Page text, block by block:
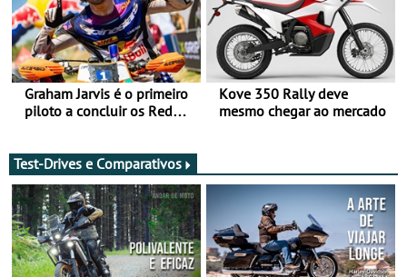
Graham Jarvis é o primeiro
piloto a concluir os Red
Kove 350 Rally deve
mesmo chegar ao mercado
Test-Drives e Comparativos